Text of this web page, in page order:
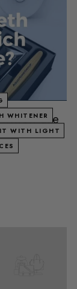
WHITENER
WITH LIGHT
are